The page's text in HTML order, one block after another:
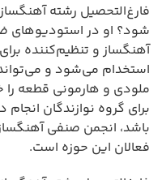
فارغ‌التحصیل رشته
شود؟ او در استودیوهای
آهنگساز و تنظیم‌کننده
استخدام می‌شود و
ملودی و هارمونی قطعه
برای گروه نوازندگان
باشد، انجمن صنفی
فعالان این حوزه است.